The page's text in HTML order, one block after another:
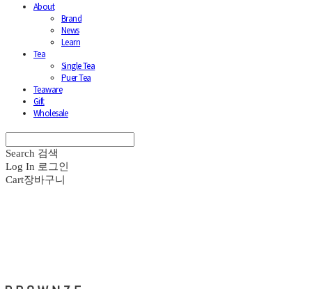
About
Brand
News
Learn
Tea
Single Tea
Puer Tea
Teaware
Gift
Wholesale
Search 검색
Log In 로그인
Cart장바구니